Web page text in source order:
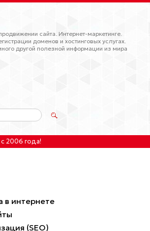
сайта. Интернет-маркетинге.
доменов и хостинговых услугах.
другой полезной информации из мира
с 2006 года!
в интернете
(SEO)